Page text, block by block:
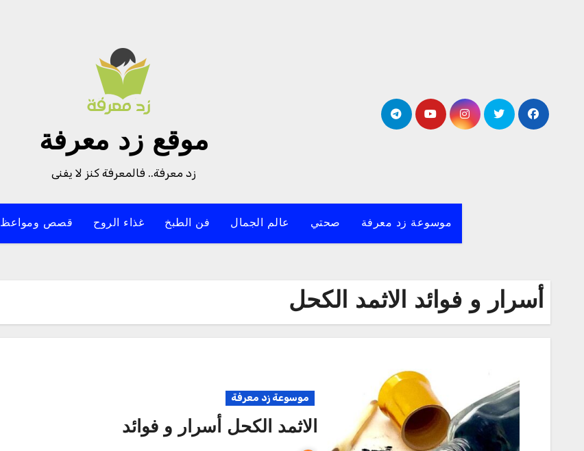
موقع زد معرفة
زد معرفة.. فالمعرفة كنز لا يفنى
موسوعة زد معرفة صحتي عالم الجمال فن الطبخ غذاء الروح قصص ومواعظ
أسرار و فوائد الاثمد الكحل
موسوعة زد معرفة
الاثمد الكحل أسرار و فوائد